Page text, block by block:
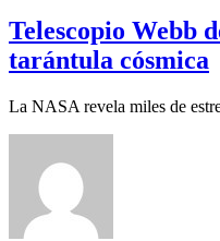
Telescopio Webb
tarántula cósmica
La NASA revela miles de